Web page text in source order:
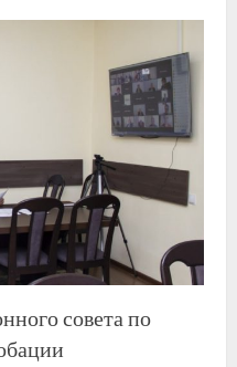
совета по